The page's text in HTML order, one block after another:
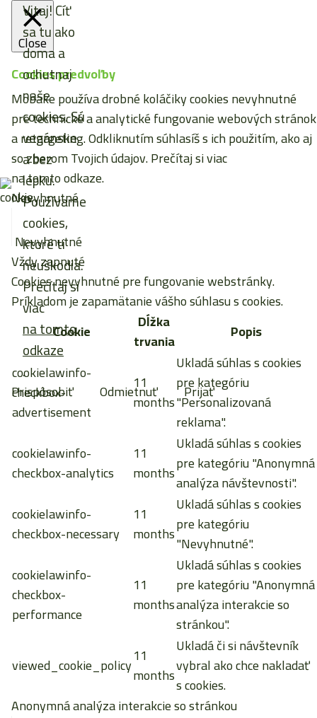
Vitaj! Cíť
sa tu ako
doma a
ochutnaj
naše
cookies. Sú
vegánske
a bez
lepku.
Používame
cookies,
ktoré ti
neuškodia.
Prečítaj si
viac
na tomto
odkaze
.
Prispôsobiť Odmietnuť Prijať
Close
Cookies predvoľby
Mobake používa drobné koláčiky cookies nevyhnutné
pre technické a analytické fungovanie webových stránok
a retargeting. Odkliknutím súhlasíš s ich použitím, ako aj
so zberom Tvojich údajov. Prečítaj si viac
na tomto odkaze.
Nevyhnutné
Nevyhnutné
Vždy zapnuté
Cookies nevyhnutné pre fungovanie webstránky.
Príkladom je zapamätanie vášho súhlasu s cookies.
Cookie
Dĺžka
trvania
Popis
cookielawinfo-
checkbox-
advertisement
11
months
Ukladá súhlas s cookies
pre kategóriu
"Personalizovaná
reklama".
cookielawinfo-
checkbox-analytics
11
months
Ukladá súhlas s cookies
pre kategóriu "Anonymná
analýza návštevnosti".
cookielawinfo-
checkbox-necessary
11
months
Ukladá súhlas s cookies
pre kategóriu
"Nevyhnutné".
cookielawinfo-
checkbox-
performance
11
months
Ukladá súhlas s cookies
pre kategóriu "Anonymná
analýza interakcie so
stránkou".
viewed_cookie_policy11
months
Ukladá či si návštevník
vybral ako chce nakladať
s cookies.
Anonymná analýza interakcie so stránkou